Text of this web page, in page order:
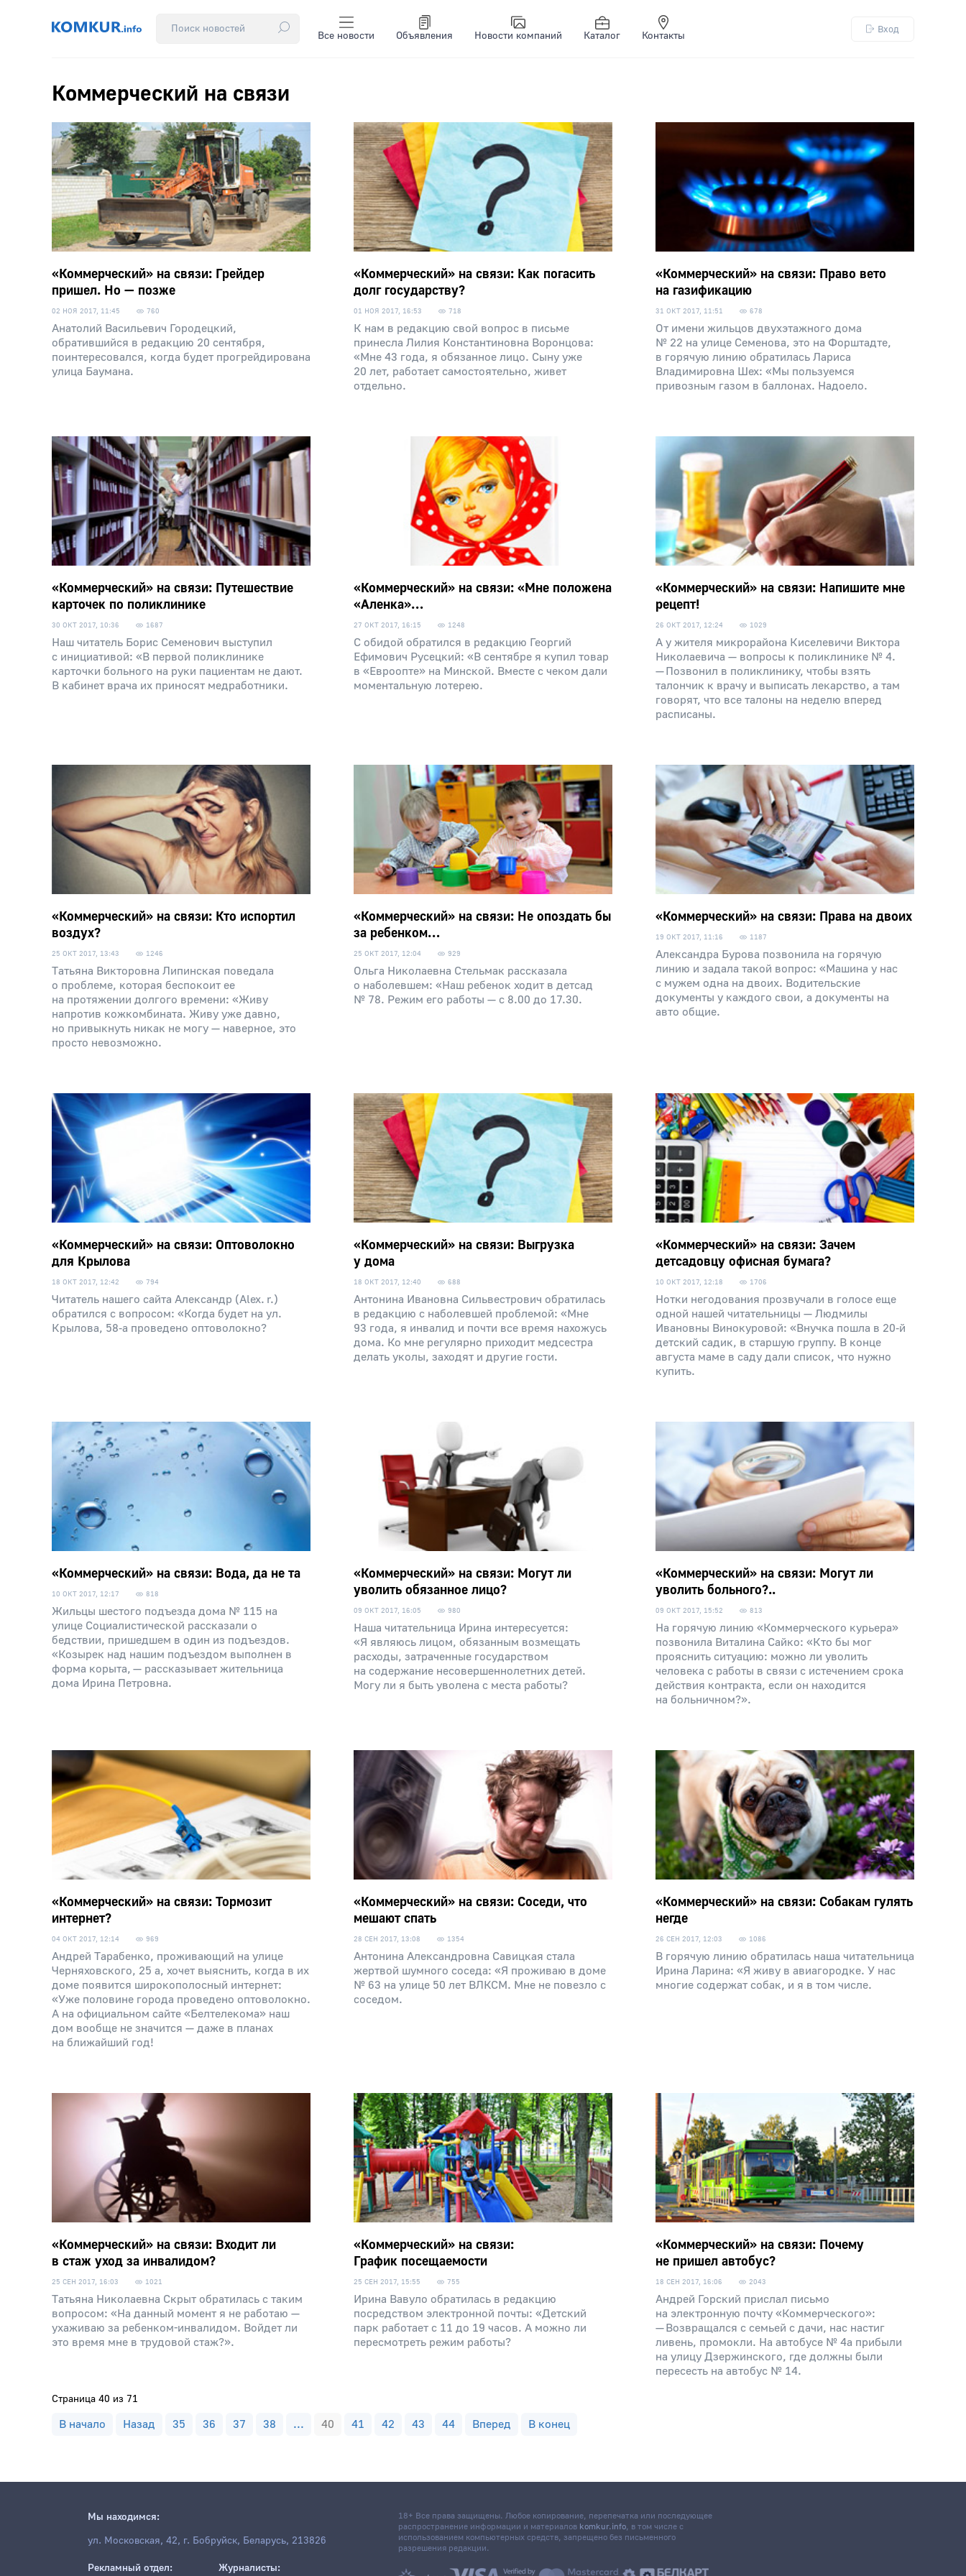
Все новости Объявления Новости компаний Каталог Контакты
Вход
Коммерческий на связи
«Коммерческий» на связи: Грейдер
пришел. Но — позже
02 НОЯ 2017, 11:45 760
Анатолий Васильевич Городецкий,
обратившийся в редакцию 20 сентября,
поинтересовался, когда будет прогрейдирована
улица Баумана.
«Коммерческий» на связи: Как погасить
долг государству?
01 НОЯ 2017, 16:53 718
К нам в редакцию свой вопрос в письме
принесла Лилия Константиновна Воронцова:
«Мне 43 года, я обязанное лицо. Сыну уже
20 лет, работает самостоятельно, живет
отдельно.
«Коммерческий» на связи: Право вето
на газификацию
31 ОКТ 2017, 11:51 678
От имени жильцов двух­этажного дома
№ 22 на улице Семенова, это на Форштадте,
в горячую линию обратилась Лариса
Владимировна Шех: «Мы пользуемся
привозным газом в баллонах. Надоело.
«Коммерческий» на связи: Путешествие
карточек по поликлинике
30 ОКТ 2017, 10:36 1687
Наш читатель Борис Семенович выступил
с инициативой: «В первой поликлинике
карточки больного на руки пациентам не дают.
В кабинет врача их приносят медработники.
«Коммерческий» на связи: «Мне положена
«Аленка»…
27 ОКТ 2017, 16:15 1248
С обидой обратился в редакцию Георгий
Ефимович Русецкий: «В сентябре я купил товар
в «Евроопте» на Минской. Вместе с чеком дали
моментальную лотерею.
«Коммерческий» на связи: Напишите мне
рецепт!
26 ОКТ 2017, 12:24 1029
А у жителя микрорайона Киселевичи Виктора
Николаевича — вопросы к поликлинике № 4.
— Позвонил в поликлинику, чтобы взять
талончик к врачу и выписать лекарство, а там
говорят, что все талоны на неделю вперед
расписаны.
«Коммерческий» на связи: Кто испортил
воздух?
25 ОКТ 2017, 13:43 1246
Татьяна Викторовна Липинская поведала
о проблеме, которая беспокоит ее
на протяжении долгого времени: «Живу
напротив кожкомбината. Живу уже давно,
но привыкнуть никак не могу — наверное, это
просто невозможно.
«Коммерческий» на связи: Не опоздать бы
за ребенком…
25 ОКТ 2017, 12:04 929
Ольга Николаевна Стельмак рассказала
о наболевшем: «Наш ребенок ходит в детсад
№ 78. Режим его работы — с 8.00 до 17.30.
«Коммерческий» на связи: Права на двоих
19 ОКТ 2017, 11:16 1187
Александра Бурова позвонила на горячую
линию и задала такой вопрос: «Машина у нас
с мужем одна на двоих. Водительские
документы у каждого свои, а документы на
авто общие.
«Коммерческий» на связи: Оптоволокно
для Крылова
18 ОКТ 2017, 12:42 794
Читатель нашего сайта Александр (Аlex. r.)
обратился с вопросом: «Когда будет на ул.
Крылова, 58‑а проведено оптоволокно?
«Коммерческий» на связи: Выгрузка
у дома
18 ОКТ 2017, 12:40 688
Антонина Ивановна Сильвестрович обратилась
в редакцию с наболевшей проблемой: «Мне
93 года, я инвалид и почти все время нахожусь
дома. Ко мне регулярно приходит медсестра
делать уколы, заходят и другие гости.
«Коммерческий» на связи: Зачем
детсадовцу офисная бумага?
10 ОКТ 2017, 12:18 1706
Нотки негодования прозвучали в голосе еще
одной нашей читательницы — Людмилы
Ивановны Винокуровой: «Внучка пошла в 20‑й
детский садик, в старшую группу. В конце
августа маме в саду дали список, что нужно
купить.
«Коммерческий» на связи: Вода, да не та
10 ОКТ 2017, 12:17 818
Жильцы шестого подъезда дома № 115 на
улице Социалистической рассказали о
бедствии, пришедшем в один из подъездов.
«Козырек над нашим подъездом выполнен в
форма корыта, — рассказывает жительница
дома Ирина Петровна.
«Коммерческий» на связи: Могут ли
уволить обязанное лицо?
09 ОКТ 2017, 16:05 980
Наша читательница Ирина интересуется:
«Я являюсь лицом, обязанным возмещать
расходы, затраченные государством
на содержание несовершеннолетних детей.
Могу ли я быть уволена с места работы?
«Коммерческий» на связи: Могут ли
уволить больного?..
09 ОКТ 2017, 15:52 813
На горячую линию «Коммерческого курьера»
позвонила Виталина Сайко: «Кто бы мог
прояснить ситуацию: можно ли уволить
человека с работы в связи с истечением срока
действия контракта, если он находится
на больничном?».
«Коммерческий» на связи: Тормозит
интернет?
04 ОКТ 2017, 12:14 969
Андрей Тарабенко, проживающий на улице
Черняховского, 25 а, хочет выяснить, когда в их
доме появится широкополосный интернет:
«Уже половине города проведено оптоволокно.
А на официальном сайте «Белтелекома» наш
дом вообще не значится — даже в планах
на ближайший год!
«Коммерческий» на связи: Соседи, что
мешают спать
28 СЕН 2017, 13:08 1354
Антонина Александровна Савицкая стала
жертвой шумного соседа: «Я проживаю в доме
№ 63 на улице 50 лет ВЛКСМ. Мне не повезло с
соседом.
«Коммерческий» на связи: Собакам гулять
негде
26 СЕН 2017, 12:03 1086
В горячую линию обратилась наша читательница
Ирина Ларина: «Я живу в авиагородке. У нас
многие содержат собак, и я в том числе.
«Коммерческий» на связи: Входит ли
в стаж уход за инвалидом?
25 СЕН 2017, 16:03 1021
Татьяна Николаевна Скрыт обратилась с таким
вопросом: «На данный момент я не работаю —
ухаживаю за ребенком-инвалидом. Войдет ли
это время мне в трудовой стаж?».
«Коммерческий» на связи:
График посещаемости
25 СЕН 2017, 15:55 755
Ирина Вавуло обратилась в редакцию
посредством электронной почты: «Детский
парк работает с 11 до 19 часов. А можно ли
пересмотреть режим работы?
«Коммерческий» на связи: Почему
не пришел автобус?
18 СЕН 2017, 16:06 2043
Андрей Горский прислал письмо
на электронную почту «Коммерческого»:
— Возвращался с семьей с дачи, нас настиг
ливень, промокли. На автобусе № 4а прибыли
на улицу Дзержинского, где должны были
пересесть на автобус № 14.
Страница 40 из 71
В начало Назад 35 36 37 38 ... 40 41 42 43 44 Вперед В конец
Мы находимся:
ул. Московская, 42, г. Бобруйск, Беларусь, 213826
Рекламный отдел: Журналисты:
18+ Все права защищены. Любое копирование, перепечатка или последующее
распространение информации и материалов komkur.info, в том числе с
использованием компьютерных средств, запрещено без письменного
разрешения редакции.